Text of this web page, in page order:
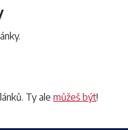
Ty ale můžeš být!